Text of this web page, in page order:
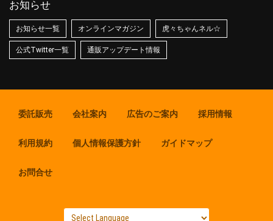
お知らせ
お知らせ一覧 オンラインマガジン 虎々ちゃんネル☆
公式Twitter一覧 通販アップデート情報
委託販売 会社案内 広告のご案内 採用情報
利用規約 個人情報保護方針 ガイドマップ
お問合せ